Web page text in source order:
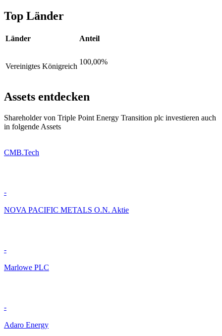
Top Länder
Länder Anteil
Vereinigtes Königreich
100,00%
Assets entdecken
Shareholder von Triple Point Energy Transition plc investieren auch
in folgende Assets
CMB.Tech
-
NOVA PACIFIC METALS O.N. Aktie
-
Marlowe PLC
-
Adaro Energy